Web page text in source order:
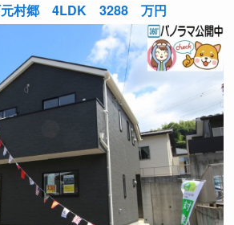
元村郷 4LDK 3288 万円